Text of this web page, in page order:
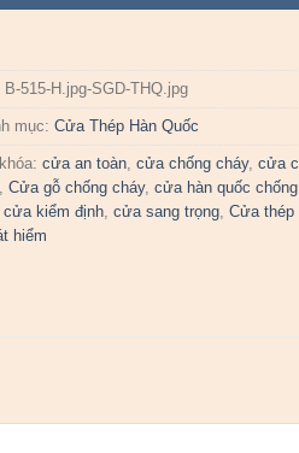
B-515-H.jpg-SGD-THQ.jpg
mục:Cửa Thép Hàn Quốc
cửa an toàn,cửa chống cháy,cửa
,Cửa gỗ chống cháy,cửa hàn quốc
cửa kiểm định,cửa sang trọng,Cửa thép
hiểm